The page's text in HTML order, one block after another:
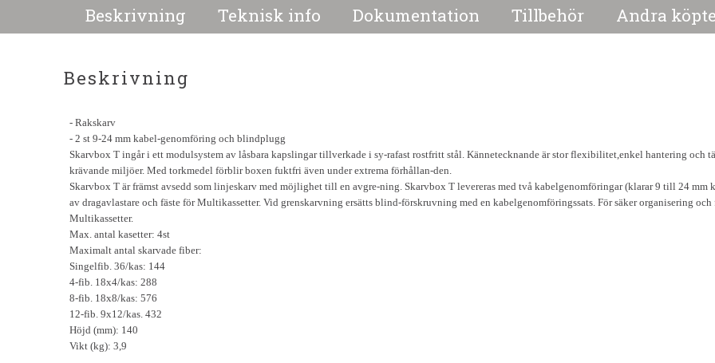
Beskrivning Teknisk info Dokumentation Tillbehör Andra
Beskrivning
- Rakskarv
- 2 st 9-24 mm kabel-genomföring och blindplugg
Skarvbox T ingår i ett modulsystem av låsbara kapslingar tillverkade i sy-rafast rostfritt stål. Kännetecknande är stor flexibilitet,enkel hantering och
krävande miljöer. Med torkmedel förblir boxen fuktfri även under extrema förhållan-den.
Skarvbox T är främst avsedd som linjeskarv med möjlighet till en avgre-ning. Skarvbox T levereras med två kabelgenomföringar (klarar 9 till 24
av dragavlastare och fäste för Multikassetter. Vid grenskarvning ersätts blind-förskruvning med en kabelgenomföringssats. För säker organisering
Multikassetter.
Max. antal kasetter: 4st
Maximalt antal skarvade fiber:
Singelfib. 36/kas: 144
4-fib. 18x4/kas: 288
8-fib. 18x8/kas: 576
12-fib. 9x12/kas. 432
Höjd (mm): 140
Vikt (kg): 3,9